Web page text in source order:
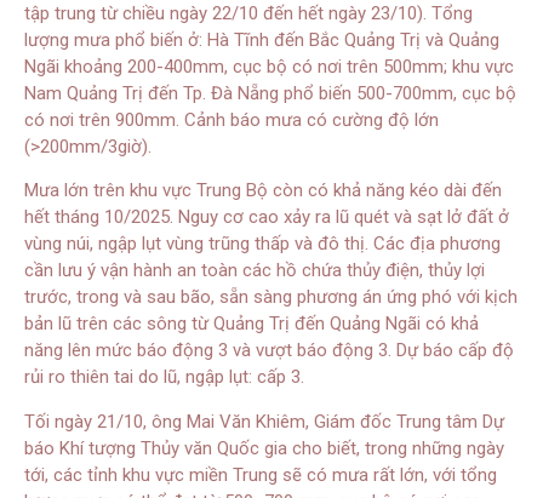
tập trung từ chiều ngày 22/10 đến hết ngày 23/10). Tổng
lượng mưa phổ biến ở: Hà Tĩnh đến Bắc Quảng Trị và Quảng
Ngãi khoảng 200-400mm, cục bộ có nơi trên 500mm; khu vực
Nam Quảng Trị đến Tp. Đà Nẵng phổ biến 500-700mm, cục bộ
có nơi trên 900mm. Cảnh báo mưa có cường độ lớn
(>200mm/3giờ).
Mưa lớn trên khu vực Trung Bộ còn có khả năng kéo dài đến
hết tháng 10/2025. Nguy cơ cao xảy ra lũ quét và sạt lở đất ở
vùng núi, ngập lụt vùng trũng thấp và đô thị. Các địa phương
cần lưu ý vận hành an toàn các hồ chứa thủy điện, thủy lợi
trước, trong và sau bão, sẵn sàng phương án ứng phó với kịch
bản lũ trên các sông từ Quảng Trị đến Quảng Ngãi có khả
năng lên mức báo động 3 và vượt báo động 3. Dự báo cấp độ
rủi ro thiên tai do lũ, ngập lụt: cấp 3.
Tối ngày 21/10, ông Mai Văn Khiêm, Giám đốc Trung tâm Dự
báo Khí tượng Thủy văn Quốc gia cho biết, trong những ngày
tới, các tỉnh khu vực miền Trung sẽ có mưa rất lớn, với tổng